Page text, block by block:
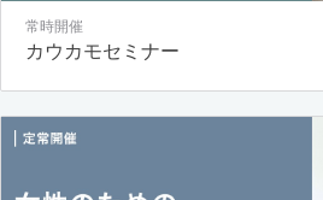
常時開催
カウカモセミナー